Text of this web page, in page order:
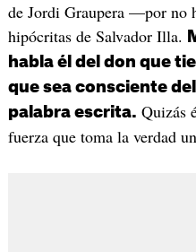
de Jordi Graupera —por no
hipócritas de Salvador Illa.
habla él del don que
que sea consciente
palabra escrita. Quizás
fuerza que toma la verdad